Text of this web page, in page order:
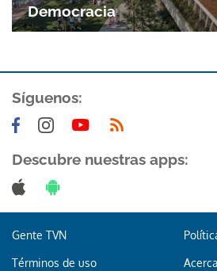
Democracia
Síguenos:
Descubre nuestras apps:
Gente TVN
Términos de uso